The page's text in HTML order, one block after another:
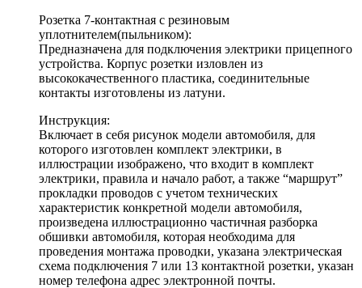
Розетка 7-контактная с резиновым
уплотнителем(пыльником):
Предназначена для подключения электрики прицепного
устройства. Корпус розетки изловлен из
высококачественного пластика, соединительные
контакты изготовлены из латуни.
Инструкция:
Включает в себя рисунок модели автомобиля, для
которого изготовлен комплект электрики, в
иллюстрации изображено, что входит в комплект
электрики, правила и начало работ, а также “маршрут”
прокладки проводов c учетом технических
характеристик конкретной модели автомобиля,
произведена иллюстрационно частичная разборка
обшивки автомобиля, которая необходима для
проведения монтажа проводки, указана электрическая
схема подключения 7 или 13 контактной розетки, указан
номер телефона адрес электронной почты.